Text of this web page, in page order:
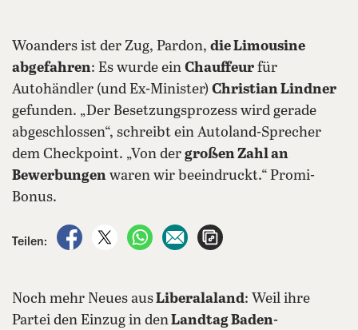
Woanders ist der Zug, Pardon, die Limousine
abgefahren: Es wurde ein Chauffeur für
Autohändler (und Ex-Minister) Christian Lindner
gefunden. „Der Besetzungsprozess wird gerade
abgeschlossen“, schreibt ein Autoland-Sprecher
dem Checkpoint. „Von der großen Zahl an
Bewerbungen waren wir beeindruckt.“ Promi-
Bonus.
Teilen:
auf Facebook teilen
auf X teilenper WhatsApp teilen
per E-Mail teilen
Noch mehr Neues ausLiberalaland: Weil ihre
Partei den Einzug in denLandtag Baden-